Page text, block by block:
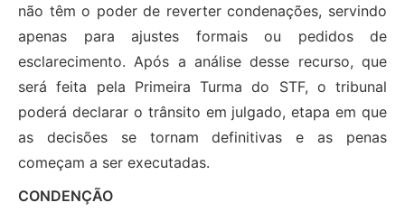
não têm o poder de reverter condenações, servindo
apenas para ajustes formais ou pedidos de
esclarecimento. Após a análise desse recurso, que
será feita pela Primeira Turma do STF, o tribunal
poderá declarar o trânsito em julgado, etapa em que
as decisões se tornam definitivas e as penas
começam a ser executadas.
CONDENÇÃO